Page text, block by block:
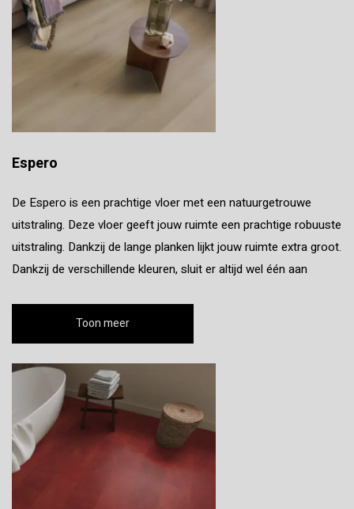
Espero
De Espero is een prachtige vloer met een natuurgetrouwe
uitstraling. Deze vloer geeft jouw ruimte een prachtige robuuste
uitstraling. Dankzij de lange planken lijkt jouw ruimte extra groot.
Dankzij de verschillende kleuren, sluit er altijd wel één aan
Toon meer